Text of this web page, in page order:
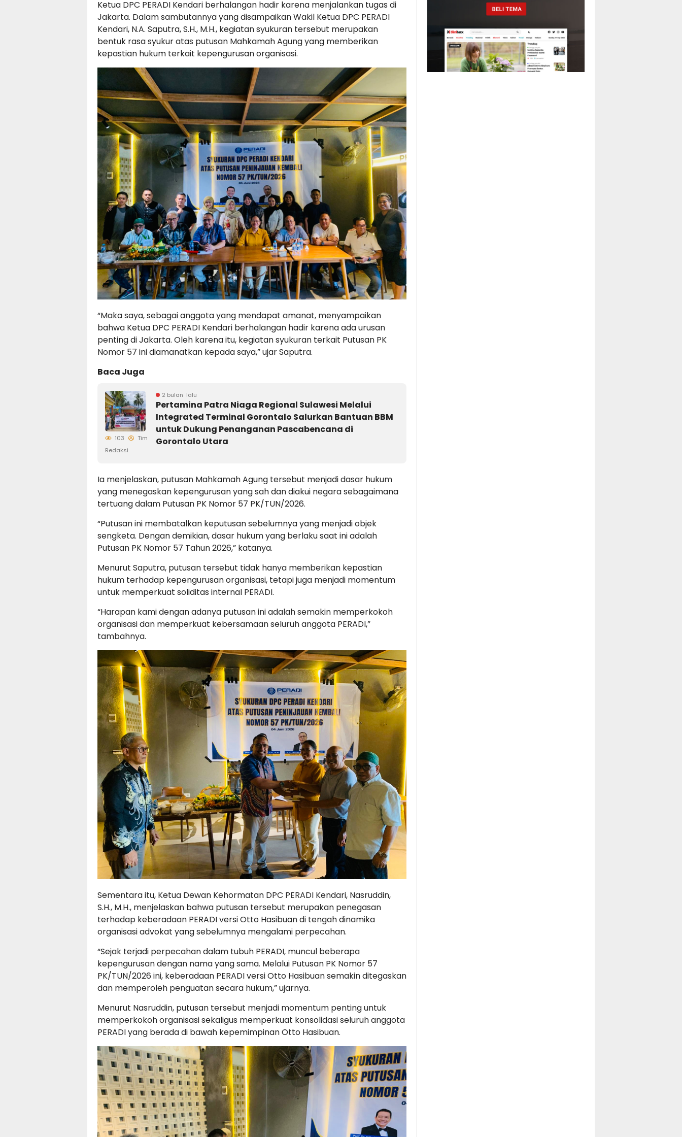
Ketua DPC PERADI Kendari berhalangan hadir karena menjalankan tugas di
Jakarta. Dalam sambutannya yang disampaikan Wakil Ketua DPC PERADI
Kendari, N.A. Saputra, S.H., M.H., kegiatan syukuran tersebut merupakan
bentuk rasa syukur atas putusan Mahkamah Agung yang memberikan
kepastian hukum terkait kepengurusan organisasi.
“Maka saya, sebagai anggota yang mendapat amanat, menyampaikan
bahwa Ketua DPC PERADI Kendari berhalangan hadir karena ada urusan
penting di Jakarta. Oleh karena itu, kegiatan syukuran terkait Putusan PK
Nomor 57 ini diamanatkan kepada saya,” ujar Saputra.
Baca Juga
2 bulan lalu
Pertamina Patra Niaga Regional Sulawesi Melalui
Integrated Terminal Gorontalo Salurkan Bantuan BBM
untuk Dukung Penanganan Pascabencana di
Gorontalo Utara
103
Tim
Redaksi
Ia menjelaskan, putusan Mahkamah Agung tersebut menjadi dasar hukum
yang menegaskan kepengurusan yang sah dan diakui negara sebagaimana
tertuang dalam Putusan PK Nomor 57 PK/TUN/2026.
“Putusan ini membatalkan keputusan sebelumnya yang menjadi objek
sengketa. Dengan demikian, dasar hukum yang berlaku saat ini adalah
Putusan PK Nomor 57 Tahun 2026,” katanya.
Menurut Saputra, putusan tersebut tidak hanya memberikan kepastian
hukum terhadap kepengurusan organisasi, tetapi juga menjadi momentum
untuk memperkuat soliditas internal PERADI.
“Harapan kami dengan adanya putusan ini adalah semakin memperkokoh
organisasi dan memperkuat kebersamaan seluruh anggota PERADI,”
tambahnya.
Sementara itu, Ketua Dewan Kehormatan DPC PERADI Kendari, Nasruddin,
S.H., M.H., menjelaskan bahwa putusan tersebut merupakan penegasan
terhadap keberadaan PERADI versi Otto Hasibuan di tengah dinamika
organisasi advokat yang sebelumnya mengalami perpecahan.
“Sejak terjadi perpecahan dalam tubuh PERADI, muncul beberapa
kepengurusan dengan nama yang sama. Melalui Putusan PK Nomor 57
PK/TUN/2026 ini, keberadaan PERADI versi Otto Hasibuan semakin ditegaskan
dan memperoleh penguatan secara hukum,” ujarnya.
Menurut Nasruddin, putusan tersebut menjadi momentum penting untuk
memperkokoh organisasi sekaligus memperkuat konsolidasi seluruh anggota
PERADI yang berada di bawah kepemimpinan Otto Hasibuan.